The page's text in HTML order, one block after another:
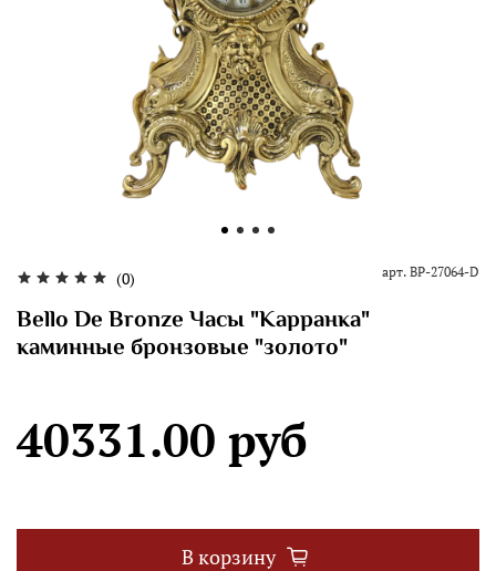
(0) арт. BP-27064-D
Bello De Bronze Часы "Карранка"
каминные бронзовые "золото"
40331.00 руб
В корзину